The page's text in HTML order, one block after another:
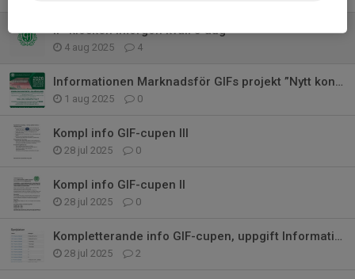
IP-kiosken imorgon kväll 5 aug
4 aug 2025 4
Informationen Marknadsför GIFs projekt ”Nytt konstgräs 2026”
1 aug 2025 0
Kompl info GIF-cupen III
28 jul 2025 0
Kompl info GIF-cupen II
28 jul 2025 0
Kompletterande info GIF-cupen, uppgift Informationen
28 jul 2025 2